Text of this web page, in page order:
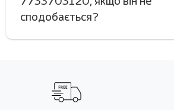
сподобається?